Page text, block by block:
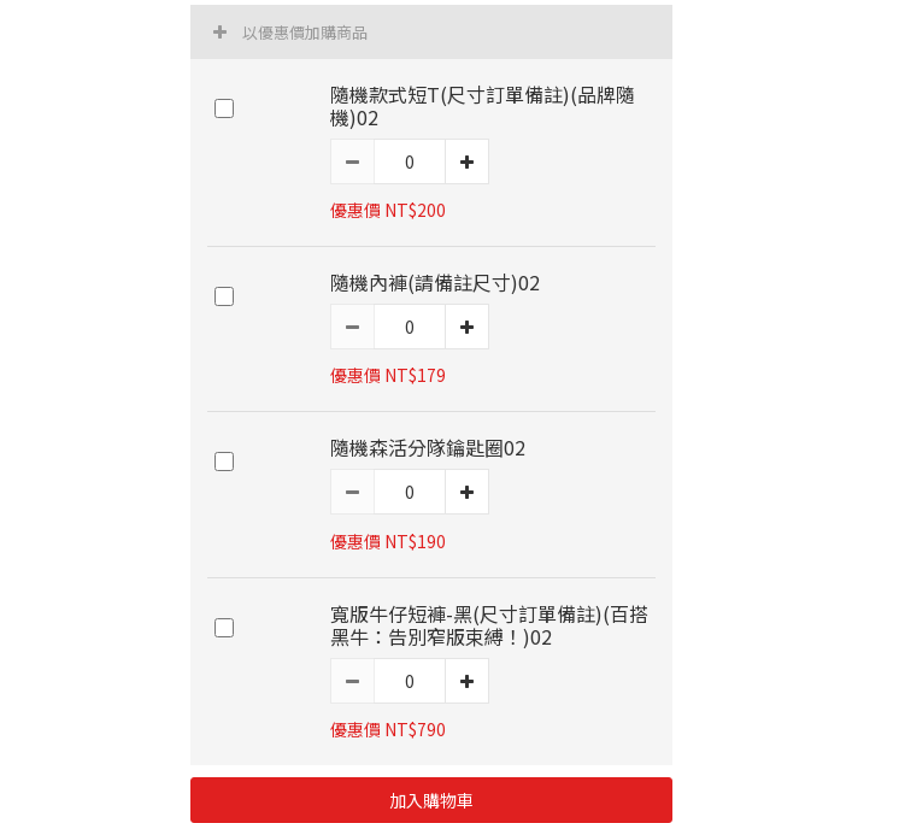
以優惠價加購商品
隨機款式短T(尺寸訂單備註)(品牌隨
機)02
優惠價 NT$200
隨機內褲(請備註尺寸)02
優惠價 NT$179
隨機森活分隊鑰匙圈02
優惠價 NT$190
寬版牛仔短褲-黑(尺寸訂單備註)(百搭
黑牛：告別窄版束縛！)02
優惠價 NT$790
加入購物車